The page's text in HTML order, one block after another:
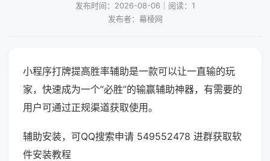
发布时间：2026-08-06｜阅读：1
发布者：幕棱网
小程序打牌提高胜率辅助是一款可以让一直输的玩
家，快速成为一个“必胜”的输赢辅助神器，有需要的
用户可通过正规渠道获取使用。
辅助安装，可QQ搜索申请 549552478 进群获取软
件安装教程